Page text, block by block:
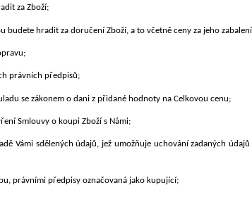
za Zboží;
budete hradit za doručení Zboží, a to včetně ceny za jeho
právních předpisů;
se zákonem o dani z přidané hodnoty na Celkovou cenu;
Smlouvy o koupi Zboží s Námi;
Vámi sdělených údajů, jež umožňuje uchování zadaných
právními předpisy označovaná jako kupující;